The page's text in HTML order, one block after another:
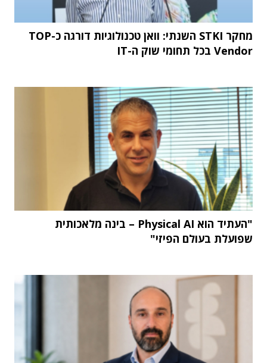
מחקר STKI השנתי: וואן טכנולוגיות דורגה כ-TOP
Vendor בכל תחומי שוק ה-IT
"העתיד הוא Physical AI – בינה מלאכותית
שפועלת בעולם הפיזי"